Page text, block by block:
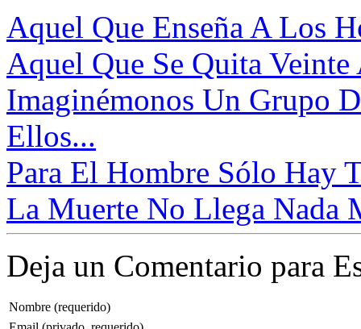
Aquel Que Enseña A Los
Aquel Que Se Quita
Imaginémonos Un Grupo
Ellos...
Para El Hombre Sólo Hay
La Muerte No Llega Nada
Deja un Comentario para
Nombre (requerido)